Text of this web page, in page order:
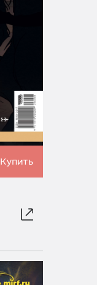
Купить